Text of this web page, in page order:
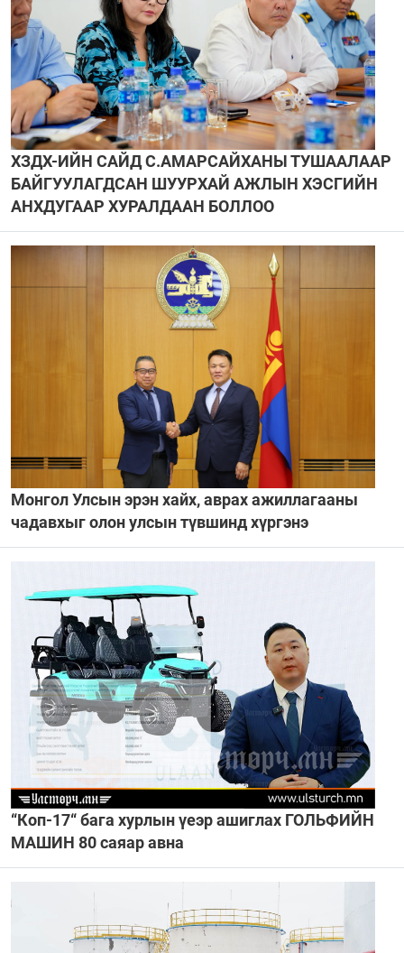
ХЗДХ-ИЙН САЙД С.АМАРСАЙХАНЫ ТУШААЛААР
БАЙГУУЛАГДСАН ШУУРХАЙ АЖЛЫН ХЭСГИЙН
АНХДУГААР ХУРАЛДААН БОЛЛОО
Монгол Улсын эрэн хайх, аврах ажиллагааны
чадавхыг олон улсын түвшинд хүргэнэ
“Коп-17“ бага хурлын үеэр ашиглах ГОЛЬФИЙН
МАШИН 80 саяар авна